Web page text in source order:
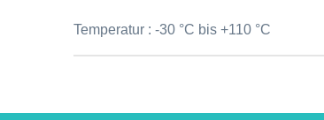
Temperatur :-30 °C bis +110 °C